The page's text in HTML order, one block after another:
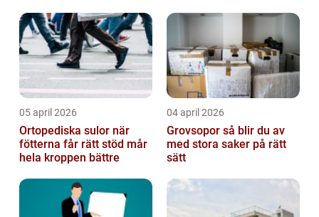
05 april 2026
Ortopediska sulor när
fötterna får rätt stöd mår
hela kroppen bättre
04 april 2026
Grovsopor så blir du av
med stora saker på rätt
sätt